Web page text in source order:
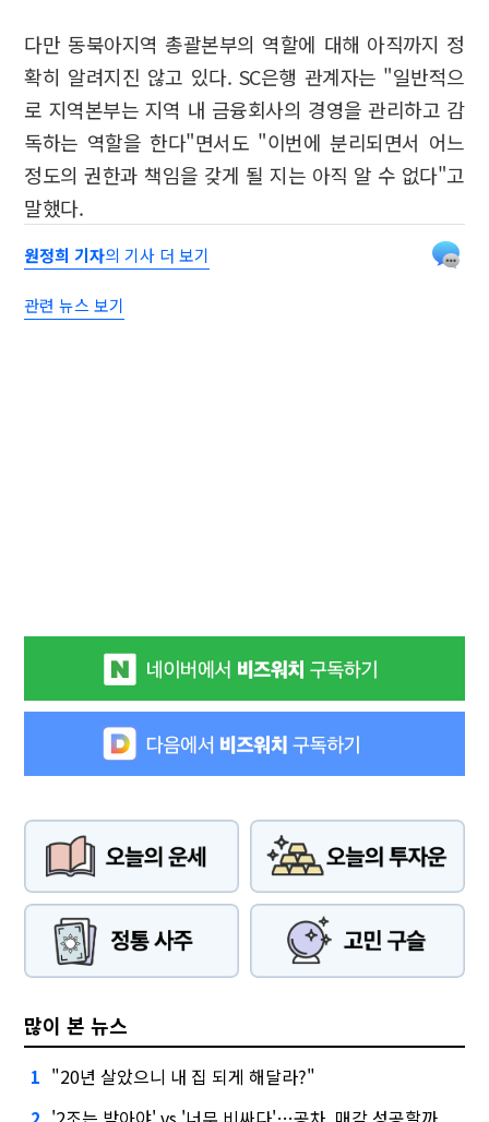
다만 동북아지역 총괄본부의 역할에 대해 아직까지 정
확히 알려지진 않고 있다. SC은행 관계자는 "일반적으
로 지역본부는 지역 내 금융회사의 경영을 관리하고 감
독하는 역할을 한다"면서도 "이번에 분리되면서 어느
정도의 권한과 책임을 갖게 될 지는 아직 알 수 없다"고
말했다.
원정희 기자의 기사 더 보기
관련 뉴스 보기
많이 본 뉴스
1 "20년 살았으니 내 집 되게 해달라?"